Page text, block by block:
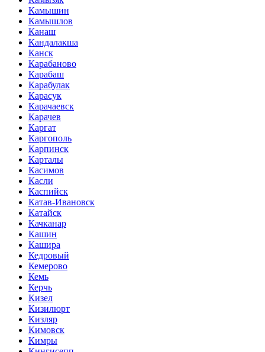
Камышин
Камышлов
Канаш
Кандалакша
Канск
Карабаново
Карабаш
Карабулак
Карасук
Карачаевск
Карачев
Каргат
Каргополь
Карпинск
Карталы
Касимов
Касли
Каспийск
Катав-Ивановск
Катайск
Качканар
Кашин
Кашира
Кедровый
Кемерово
Кемь
Керчь
Кизел
Кизилюрт
Кизляр
Кимовск
Кимры